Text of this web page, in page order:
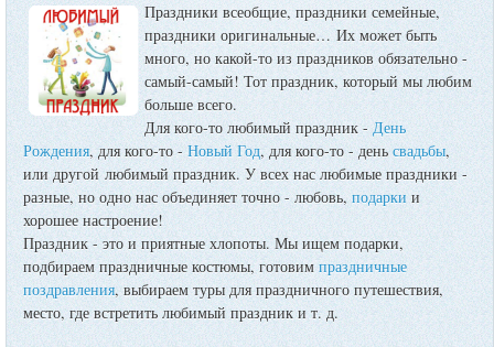
Праздники всеобщие, праздники семейные,
праздники оригинальные… Их может быть
много, но какой-то из праздников обязательно -
самый-самый! Тот праздник, который мы любим
больше всего.
Для кого-то любимый праздник - День
Рождения, для кого-то -Новый Год, для кого-то - деньсвадьбы,
или другой любимый праздник. У всех нас любимые праздники -
разные, но одно нас объединяет точно - любовь,подаркии
хорошее настроение!
Праздник - это и приятные хлопоты. Мы ищем подарки,
подбираем праздничные костюмы, готовимпраздничные
поздравления, выбираем туры для праздничного путешествия,
место, где встретить любимый праздник и т. д.